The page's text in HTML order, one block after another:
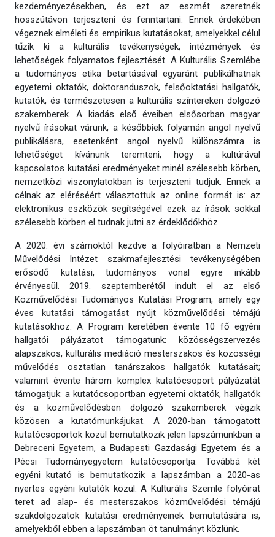
kezdeményezésekben, és ezt az eszmét szeretnék
hosszútávon terjeszteni és fenntartani. Ennek érdekében
végeznek elméleti és empirikus kutatásokat, amelyekkel célul
tűzik ki a kulturális tevékenységek, intézmények és
lehetőségek folyamatos fejlesztését. A Kulturális Szemlébe
a tudományos etika betartásával egyaránt publikálhatnak
egyetemi oktatók, doktoranduszok, felsőoktatási hallgatók,
kutatók, és természetesen a kulturális színtereken dolgozó
szakemberek. A kiadás első éveiben elsősorban magyar
nyelvű írásokat várunk, a későbbiek folyamán angol nyelvű
publikálásra, esetenként angol nyelvű különszámra is
lehetőséget kívánunk teremteni, hogy a kultúrával
kapcsolatos kutatási eredményeket minél szélesebb körben,
nemzetközi viszonylatokban is terjeszteni tudjuk. Ennek a
célnak az eléréséért választottuk az online formát is: az
elektronikus eszközök segítségével ezek az írások sokkal
szélesebb körben el tudnak jutni az érdeklődőkhöz.
A 2020. évi számoktól kezdve a folyóiratban a Nemzeti
Művelődési Intézet szakmafejlesztési tevékenységében
erősödő kutatási, tudományos vonal egyre inkább
érvényesül. 2019. szeptemberétől indult el az első
Közművelődési Tudományos Kutatási Program, amely egy
éves kutatási támogatást nyújt közművelődési témájú
kutatásokhoz. A Program keretében évente 10 fő egyéni
hallgatói pályázatot támogatunk: közösségszervezés
alapszakos, kulturális mediáció mesterszakos és közösségi
művelődés osztatlan tanárszakos hallgatók kutatásait;
valamint évente három komplex kutatócsoport pályázatát
támogatjuk: a kutatócsoportban egyetemi oktatók, hallgatók
és a közművelődésben dolgozó szakemberek végzik
közösen a kutatómunkájukat. A 2020-ban támogatott
kutatócsoportok közül bemutatkozik jelen lapszámunkban a
Debreceni Egyetem, a Budapesti Gazdasági Egyetem és a
Pécsi Tudományegyetem kutatócsoportja. Továbbá két
egyéni kutató is bemutatkozik a lapszámban a 2020-as
nyertes egyéni kutatók közül. A Kulturális Szemle folyóirat
teret ad alap- és mesterszakos közművelődési témájú
szakdolgozatok kutatási eredményeinek bemutatására is,
amelyekből ebben a lapszámban öt tanulmányt közlünk.